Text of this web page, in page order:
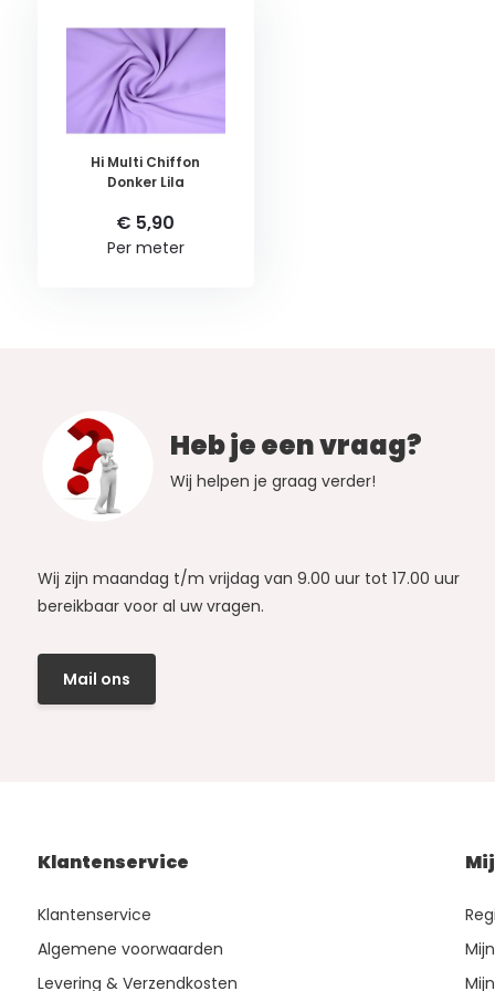
Hi Multi Chiffon
Donker Lila
€ 5,90
Per meter
Heb je een vraag?
Wij helpen je graag verder!
Wij zijn maandag t/m vrijdag van 9.00 uur tot 17.00 uur
bereikbaar voor al uw vragen.
Mail ons
Klantenservice
Klantenservice
Algemene voorwaarden
Levering & Verzendkosten